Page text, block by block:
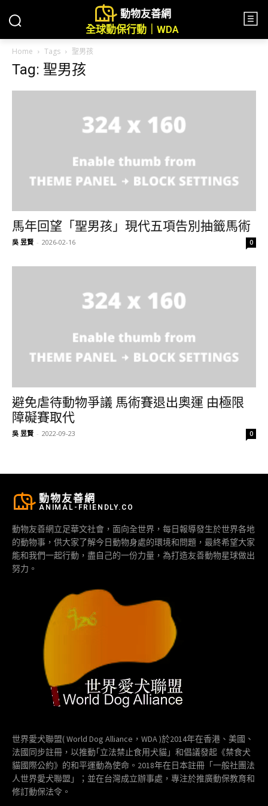
動物友善網
全球動保行動｜WDA
Home Tags 聖男孩
Tag: 聖男孩
馬年回望「聖男孩」現代五項告別抽籤馬術
吳 昱賢 - 2026-02-16 0
避免虐待動物爭議 馬術賽退出奧運 由極限
障礙賽取代
吳 昱賢 - 2022-09-23 0
動物友善網
ANIMAL-FRIENDLY.CO
動物友善網立足華文社會，面向全世界，每日報導發生於世界各地
的動物事，供大家了解今日動物身處的環境和問題，最終希望大家
能和我們一起行動，盡自己的一份力量，為打造友善動物星球做出
努力。
世界愛犬聯盟( World Dog Alliance，WDA )於2014年在香港、美國、
法國同步註冊，以推動｢立法禁止食用犬貓」和倡議發起《禁食犬
貓國際公約》的和平運動為使命。2018年在日本註冊「一般社團法
人世界愛犬聯盟」；並在台灣成立辦事處，專注於推廣動保教育和
修訂動保法令。